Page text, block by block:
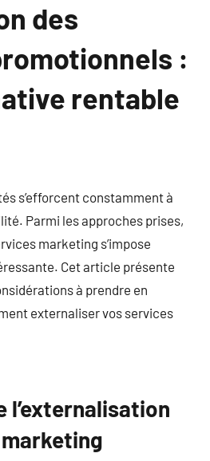
des
:
rentable
s’efforcent constamment à
Parmi les approches prises,
marketing s’impose
Cet article présente
à prendre en
externaliser vos services
l’externalisation